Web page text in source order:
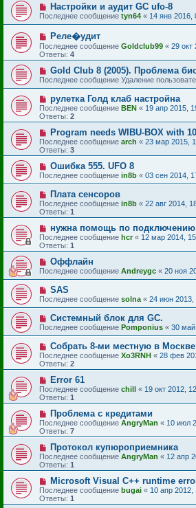
Настройки и аудит GC ufo-8
Последнее сообщение tyn64 « 14 янв 2016,
Реле�удит
Последнее сообщение Goldclub99 « 29 окт
Ответы: 4
Gold Club 8 (2005). Проблема
Последнее сообщение Удаление
рулетка Голд клаб настройна
Последнее сообщение BEN « 19 апр 2015,
Ответы: 2
Program needs WIBU-BOX with
Последнее сообщение arch « 23 мар 2015,
Ответы: 3
Ошибка 555. UFO 8
Последнее сообщение in8b « 03 сен 2014,
Плата сенсоров
Последнее сообщение in8b « 22 авг 2014,
Ответы: 1
нужна помощь по подключению
Последнее сообщение hcr« 12 мар 2014,
Ответы: 1
Оффлайн
Последнее сообщение Andreygc « 20 ноя
SAS
Последнее сообщение solna « 24 июн 2013,
Системный блок для GC.
Последнее сообщение Pomponius « 30 май
Собрать 8-ми местную в Москве
Последнее сообщение Xo3RNH « 28 фев
Ответы: 2
Error 61
Последнее сообщение chill « 19 окт 2012,
Ответы: 1
Проблема с кредитами
Последнее сообщение AngryMan « 10 июл
Ответы: 7
Протокол купюроприемника
Последнее сообщение AngryMan « 12 апр
Ответы: 1
Microsoft Visual C++ runtime
Последнее сообщение bugai « 10 апр 2012,
Ответы: 1